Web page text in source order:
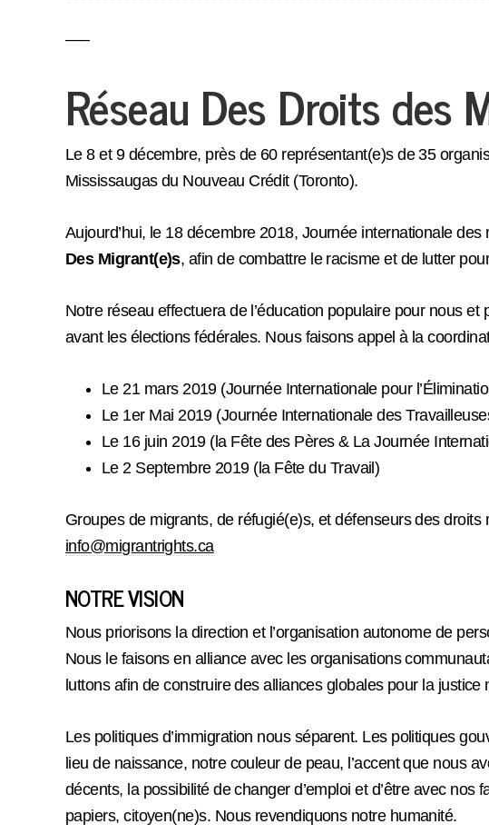
—–
Réseau Des Droits des
Le 8 et 9 décembre, près de 60 représentant(e)s de 35
Mississaugas du Nouveau Crédit (Toronto).
Aujourd’hui, le 18 décembre 2018, Journée internationale
Des Migrant(e)s, afin de combattre le racisme et de lutter
Notre réseau effectuera de l’éducation populaire pour nous
avant les élections fédérales. Nous faisons appel à la
Le 21 mars 2019 (Journée Internationale pour
Le 1erMai 2019 (Journée Internationale des
Le 16 juin 2019 (la Fête des Pères & La Journée
Le 2 Septembre 2019 (la Fête du Travail)
Groupes de migrants, de réfugié(e)s, et défenseurs des
info@migrantrights.ca
NOTRE VISION
Nous priorisons la direction et l’organisation autonome de
Nous le faisons en alliance avec les organisations
luttons afin de construire des alliances globales pour la justice
Les politiques d’immigration nous séparent. Les politiques
lieu de naissance, notre couleur de peau, l’accent que nous
décents, la possibilité de changer d’emploi et d’être avec
papiers, citoyen(ne)s. Nous revendiquons notre humanité.